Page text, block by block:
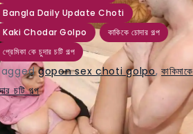
Bangla Daily Update Choti
Kaki Chodar Golpo কাকিকে চোদার গল্প
প্রেমিকা কে চুদার চটি গল্প
gopon sex choti golpo,কাকিমাকে
চটি গল্প